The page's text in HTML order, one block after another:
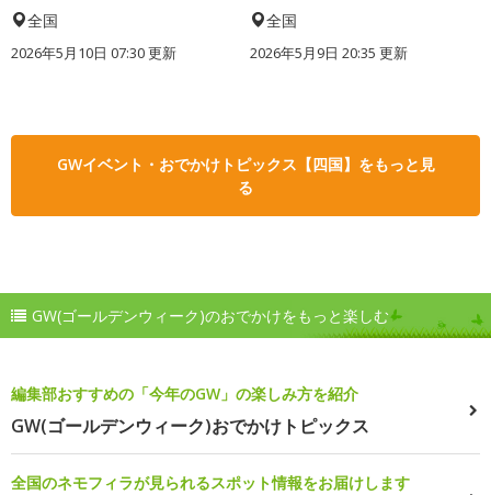
全国
2026年5月10日 07:30 更新
全国
2026年5月9日 20:35 更新
GWイベント・おでかけトピックス【四国】をもっと見
る
GW(ゴールデンウィーク)のおでかけをもっと楽しむ
編集部おすすめの「今年のGW」の楽しみ方を紹介
GW(ゴールデンウィーク)おでかけトピックス
全国のネモフィラが見られるスポット情報をお届けします